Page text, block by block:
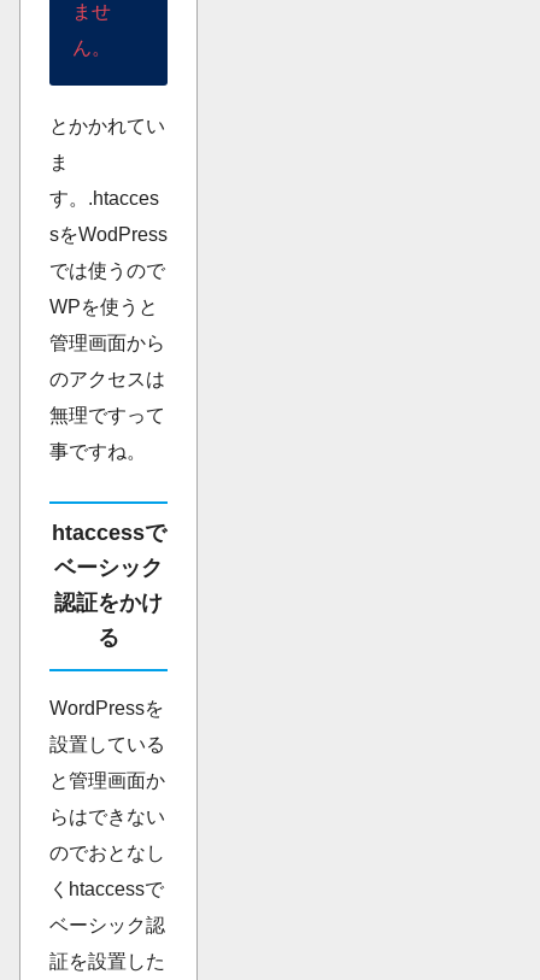
ませ
ん。
とかかれてい
ま
す。.htacces
sをWodPress
では使うので
WPを使うと
管理画面から
のアクセスは
無理ですって
事ですね。
htaccessで
ベーシック
認証をかけ
る
WordPressを
設置している
と管理画面か
らはできない
のでおとなし
くhtaccessで
ベーシック認
証を設置した